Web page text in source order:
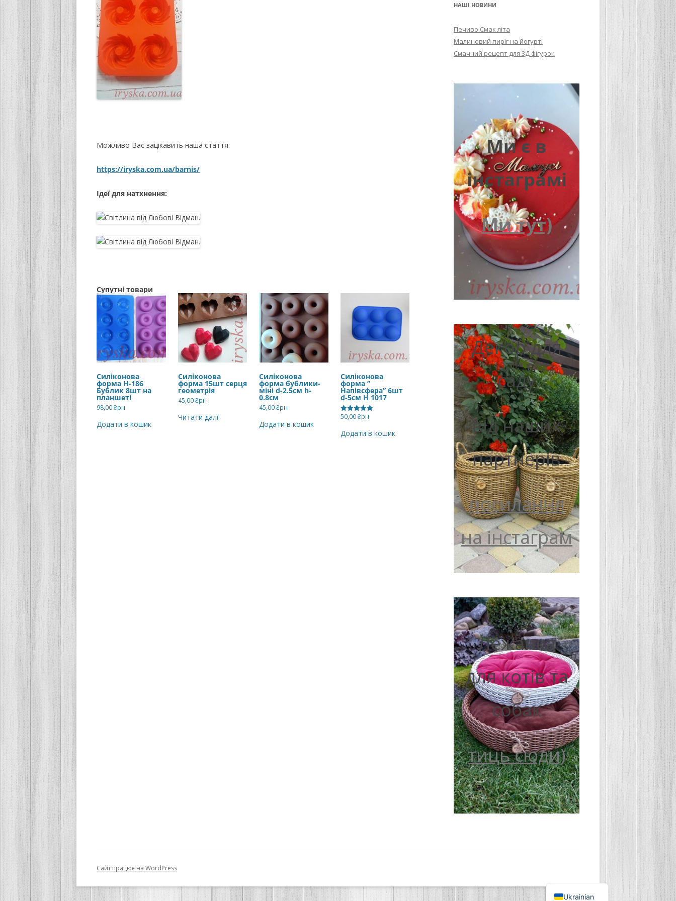
Можливо Вас зацікавить наша стаття:
https://iryska.com.ua/barnis/
Ідеї для натхнення:
Супутні товари
Силіконова
форма H-186
Бублик 8шт на
планшеті
98,00₴рн
Додати в кошик
Силіконова
форма 15шт серця
геометрія
45,00₴рн
Читати далі
Силіконова
форма бублики-
міні d-2.5см h-
0.8см
45,00₴рн
Додати в кошик
Силіконова
форма ”
Напівсфера” 6шт
d-5см H 1017
Оцінено в
50,00₴рн
Додати в кошик
НАШІ НОВИНИ
Печиво Смак літа
Малиновий пиріг на йогурті
Смачний рецепт для 3Д фігурок
Ми є в
інстаграмі
Ми тут)
Декор для
саду
від наших
партнерів
посилання
на інстаграм
Лежанка
для котів та
собак
тиць сюди)
Сайт працює на WordPress
Ukrainian